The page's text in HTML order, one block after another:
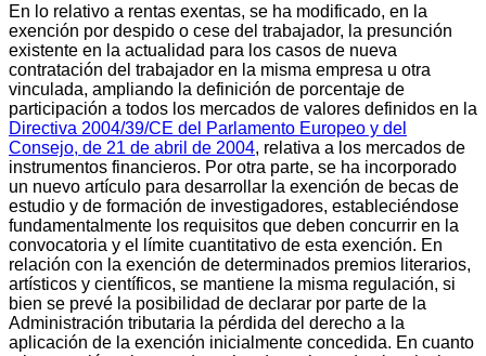
En lo relativo a rentas exentas, se ha modificado, en la
exención por despido o cese del trabajador, la presunción
existente en la actualidad para los casos de nueva
contratación del trabajador en la misma empresa u otra
vinculada, ampliando la definición de porcentaje de
participación a todos los mercados de valores definidos en la
Directiva 2004/39/CE del Parlamento Europeo y del
Consejo, de 21 de abril de 2004, relativa a los mercados de
instrumentos financieros. Por otra parte, se ha incorporado
un nuevo artículo para desarrollar la exención de becas de
estudio y de formación de investigadores, estableciéndose
fundamentalmente los requisitos que deben concurrir en la
convocatoria y el límite cuantitativo de esta exención. En
relación con la exención de determinados premios literarios,
artísticos y científicos, se mantiene la misma regulación, si
bien se prevé la posibilidad de declarar por parte de la
Administración tributaria la pérdida del derecho a la
aplicación de la exención inicialmente concedida. En cuanto